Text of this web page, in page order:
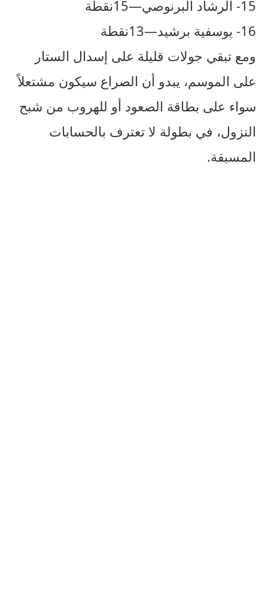
15- الرشاد البرنوصي—15نقطة
16- يوسفية برشيد—13نقطة
ومع تبقي جولات قليلة على إسدال الستار
على الموسم، يبدو أن الصراع سيكون مشتعلاً
سواء على بطاقة الصعود أو للهروب من شبح
النزول، في بطولة لا تعترف بالحسابات
المسبقة.